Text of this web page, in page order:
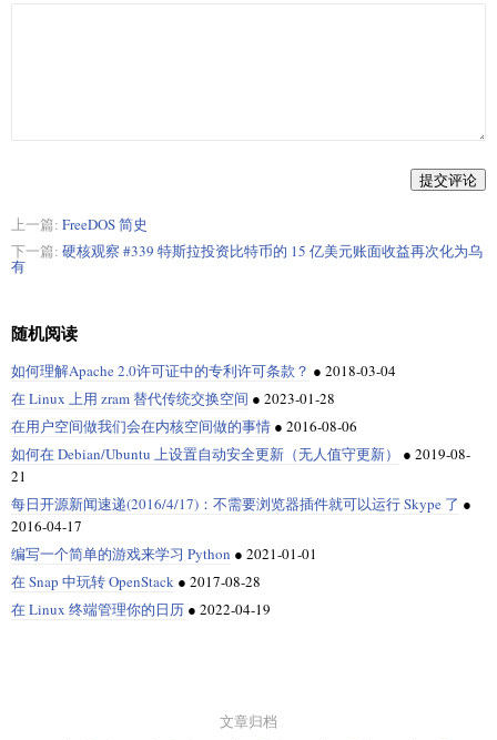
提交评论
上一篇: FreeDOS 简史
下一篇: 硬核观察 #339 特斯拉投资比特币的 15 亿美元账面收益再次化为乌
有
随机阅读
如何理解Apache 2.0许可证中的专利许可条款？ ● 2018-03-04
在 Linux 上用 zram 替代传统交换空间 ● 2023-01-28
在用户空间做我们会在内核空间做的事情 ● 2016-08-06
如何在 Debian/Ubuntu 上设置自动安全更新（无人值守更新）
● 2019-08-
21
每日开源新闻速递(2016/4/17)：不需要浏览器插件就可以运行 Skype 了 ●
2016-04-17
编写一个简单的游戏来学习 Python ● 2021-01-01
在 Snap 中玩转 OpenStack ● 2017-08-28
在 Linux 终端管理你的日历 ● 2022-04-19
文章归档